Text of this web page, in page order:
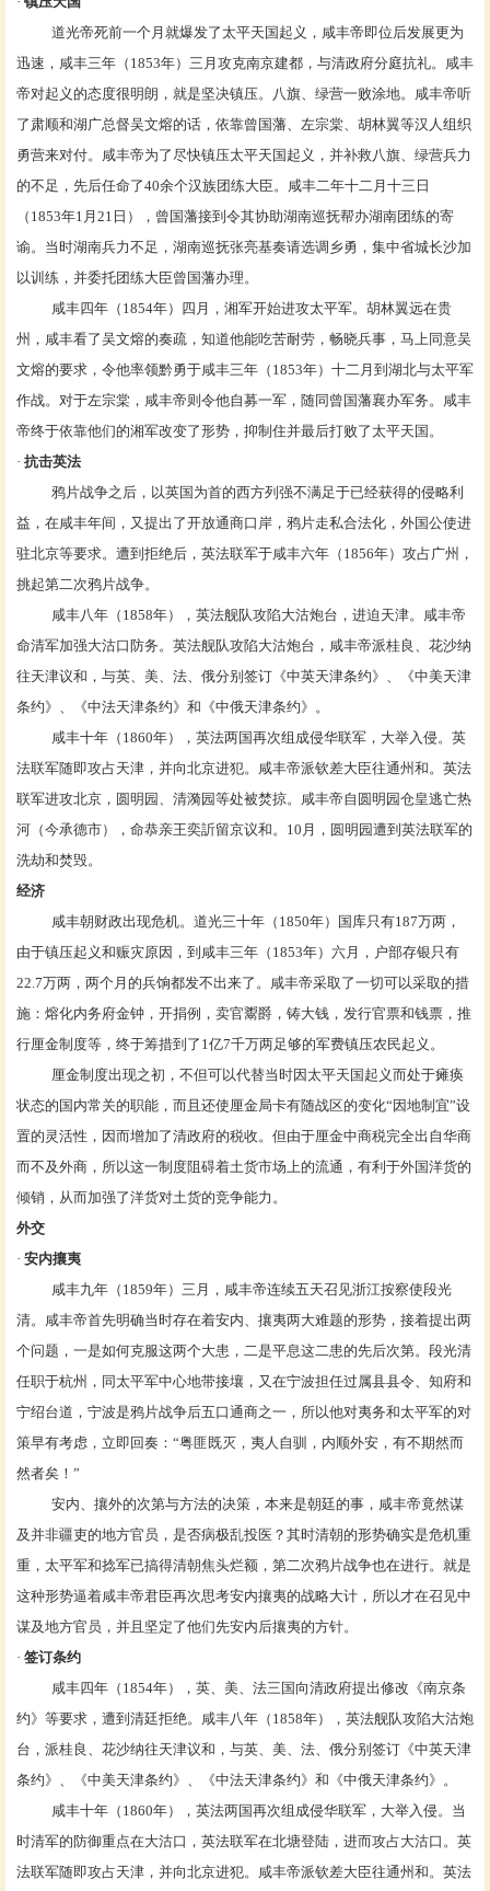
道光帝死前一个月就爆发了太平天国 起义，咸丰帝即位后发展更为
迅速，咸丰三年（1853年）三月攻克南京建都，与清政府分庭抗礼。咸丰
帝对起义的态度很明朗，就是坚决镇压。 八旗、 绿营一败涂地。咸丰帝听
了肃顺和湖广总督吴文熔的话，依靠曾国藩、 左宗棠、 胡林翼等汉人组织
勇营来对付。咸丰帝为了尽快镇压太平天国起义，并补救八旗、绿营兵力
的不足，先后任命了40余个汉族团练大臣。咸丰二年十二月十三日
（1853年1月21日），曾国藩接到令其协助湖南巡抚帮办湖南团练的寄
谕。当时湖南兵力不足，湖南巡抚张亮基奏请选调乡勇，集中省城长沙加
以训练，并委托团练大臣曾国藩办理。
咸丰四年（1854年）四月，湘军开始进攻太平军。胡林翼远在贵
州 ，咸丰看了吴文熔的奏疏，知道他能吃苦耐劳，畅晓兵事，马上同意吴
文熔的要求，令他率领黔勇于咸丰三年（1853年）十二月到 湖北与太平军
作战。对于左宗棠 ，咸丰帝则令他自募一军，随同 曾国藩襄办军务。咸丰
帝终于依靠他们的湘军改变了形势，抑制住并最后打败了太平天国。
· 抗击英法
鸦片战争之后，以英国为首的西方列强不满足于已经获得的侵略利
益，在咸丰年间，又提出了开放通商口岸，鸦片走私合法化，外国公使进
驻北京等要求。遭到拒绝后，英法联军于咸丰六年（1856年）攻占广州 ，
挑起第二次鸦片战争。
咸丰八年（1858年），英法舰队攻陷大沽炮台，进迫天津。咸丰帝
命清军加强大沽口防务。英法舰队攻陷大沽炮台，咸丰帝派桂良、花沙纳
往天津议和，与英、美、法、俄分别签订《中英天津条约》、《中美天津
条约》、《中法天津条约》和《中俄天津条约》。
咸丰十年（1860年），英法两国再次组成侵华联军，大举入侵。英
法联军随即攻占天津，并向北京进犯。咸丰帝派钦差大臣往通州和。英法
联军进攻北京，圆明园、清漪园等处被焚掠。咸丰帝自圆明园仓皇逃亡热
河（今承德市），命恭亲王奕訢留京议和。10月，圆明园遭到英法联军的
洗劫和焚毁。
经济
咸丰朝财政出现危机。道光三十年（1850年）国库只有187万两，
由于镇压起义和赈灾原因，到咸丰三年（1853年）六月， 户部存银只有
22.7万两，两个月的兵饷都发不出来了。咸丰帝采取了一切可以采取的措
施：熔化内务府金钟，开捐例，卖官鬻爵，铸大钱，发行官票和钱票，推
行厘金制度等，终于筹措到了1亿7千万两足够的军费镇压农民起义。
厘金制度出现之初，不但可以代替当时因太平天国起义而处于瘫痪
状态的国内常关的职能，而且还使厘金局卡有随战区的变化“因地制宜”设
置的灵活性，因而增加了清政府的税收。但由于厘金中商税完全出自华商
而不及外商，所以这一制度阻碍着土货市场上的流通，有利于外国洋货的
倾销，从而加强了洋货对土货的竞争能力。
外交
· 安内攘夷
咸丰九年（1859年）三月，咸丰帝连续五天召见浙江按察使段光
清。咸丰帝首先明确当时存在着安内、攘夷两大难题的形势，接着提出两
个问题，一是如何克服这两个大患，二是平息这二患的先后次第。段光清
任职于杭州，同太平军中心地带接壤，又在宁波担任过属县县令、知府和
宁绍台道，宁波是鸦片战争后五口通商之一，所以他对夷务和太平军的对
策早有考虑，立即回奏：“粤匪既灭，夷人自驯，内顺外安，有不期然而
然者矣！”
安内、攘外的次第与方法的决策，本来是朝廷的事，咸丰帝竟然谋
及并非疆吏的地方官员，是否病极乱投医？其时清朝的形势确实是危机重
重，太平军和捻军已搞得清朝焦头烂额， 第二次鸦片战争也在进行。就是
这种形势逼着咸丰帝君臣再次思考安内攘夷的战略大计，所以才在召见中
谋及地方官员，并且坚定了他们先安内后攘夷的方针。
· 签订条约
咸丰四年（1854年），英、美、法三国向清政府提出修改《南京条
约》等要求，遭到清廷拒绝。咸丰八年（1858年），英法舰队攻陷大沽炮
台，派桂良 、 花沙纳往天津议和，与英、美、法、俄分别签订《中英天津
条约》、《中美天津条约》、《中法天津条约》和《中俄天津条约》。
咸丰十年（1860年），英法两国再次组成侵华联军，大举入侵。当
时清军的防御重点在大沽口，英法联军在北塘登陆，进而攻占大沽口。英
法联军随即攻占天津，并向北京进犯。咸丰帝派钦差大臣往通州和。英法